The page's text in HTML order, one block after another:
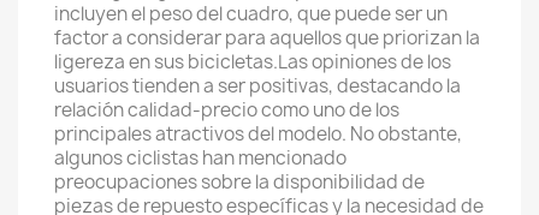
incluyen el peso del cuadro, que puede ser un
factor a considerar para aquellos que priorizan la
ligereza en sus bicicletas.Las opiniones de los
usuarios tienden a ser positivas, destacando la
relación calidad-precio como uno de los
principales atractivos del modelo. No obstante,
algunos ciclistas han mencionado
preocupaciones sobre la disponibilidad de
piezas de repuesto específicas y la necesidad de